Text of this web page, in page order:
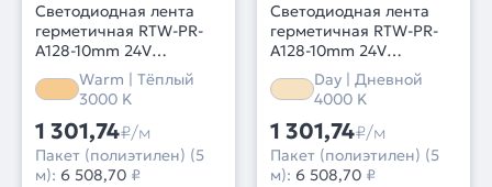
Светодиодная лента
герметичная RTW-PR-
A128-10mm 24V
Warm3000 (9.6 W/m,
IP66, 2835, 5m) (Arlight,
высок.эфф.150 лм/Вт)
Warm | Тёплый
3000 K
1 301,74₽/м
Пакет (полиэтилен) (5
м): 6 508,70 ₽
Светодиодная лента
герметичная RTW-PR-
A128-10mm 24V
Day4000 (9.6 W/m, IP66,
2835, 5m) (Arlight,
высок.эфф.150 лм/Вт)
Day | Дневной
4000 K
1 301,74₽/м
Пакет (полиэтилен) (5
м): 6 508,70 ₽